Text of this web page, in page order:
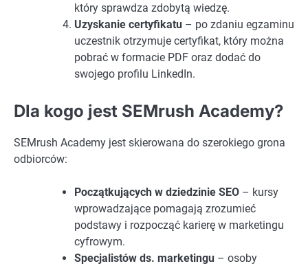
który sprawdza zdobytą wiedzę.
Uzyskanie certyfikatu – po zdaniu egzaminu
uczestnik otrzymuje certyfikat, który można
pobrać w formacie PDF oraz dodać do
swojego profilu LinkedIn.
Dla kogo jest SEMrush Academy?
SEMrush Academy jest skierowana do szerokiego grona
odbiorców:
Początkujących w dziedzinie SEO – kursy
wprowadzające pomagają zrozumieć
podstawy i rozpocząć karierę w marketingu
cyfrowym.
Specjalistów ds. marketingu – osoby